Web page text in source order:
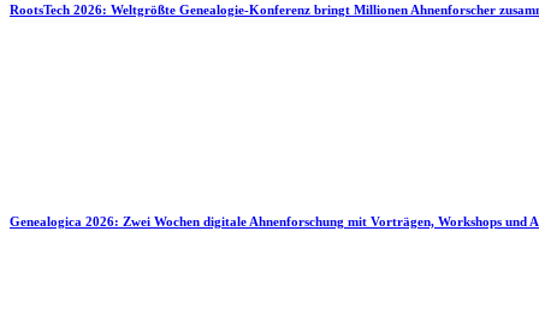
RootsTech 2026: Weltgrößte Genealogie-Konferenz bringt Millionen Ahnenforscher
Genealogica 2026: Zwei Wochen digitale Ahnenforschung mit Vorträgen, Workshops und